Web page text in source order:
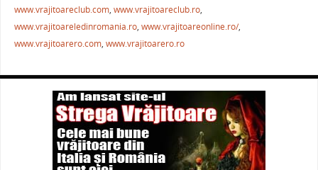
www.vrajitoareclub.com, www.vrajitoareclub.ro,
www.vrajitoareledinromania.ro, www.vrajitoareonline.ro/,
www.vrajitoarero.com, www.vrajitoarero.ro